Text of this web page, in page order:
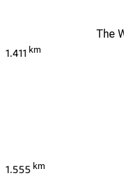
The
1.411 km
1.555 km